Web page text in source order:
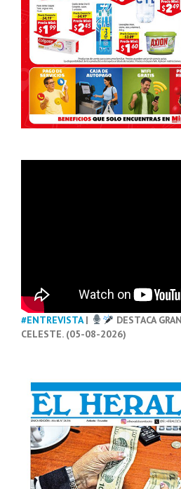
#ENTREVISTA|
DESTACA
CELESTE. (05-08-2026)